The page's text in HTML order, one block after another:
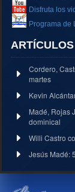
Disfruta los
Programa de
Cordero,
martes
Kevin
Madé, Rojas
dominical
Willi Castro
Jesús Madé: